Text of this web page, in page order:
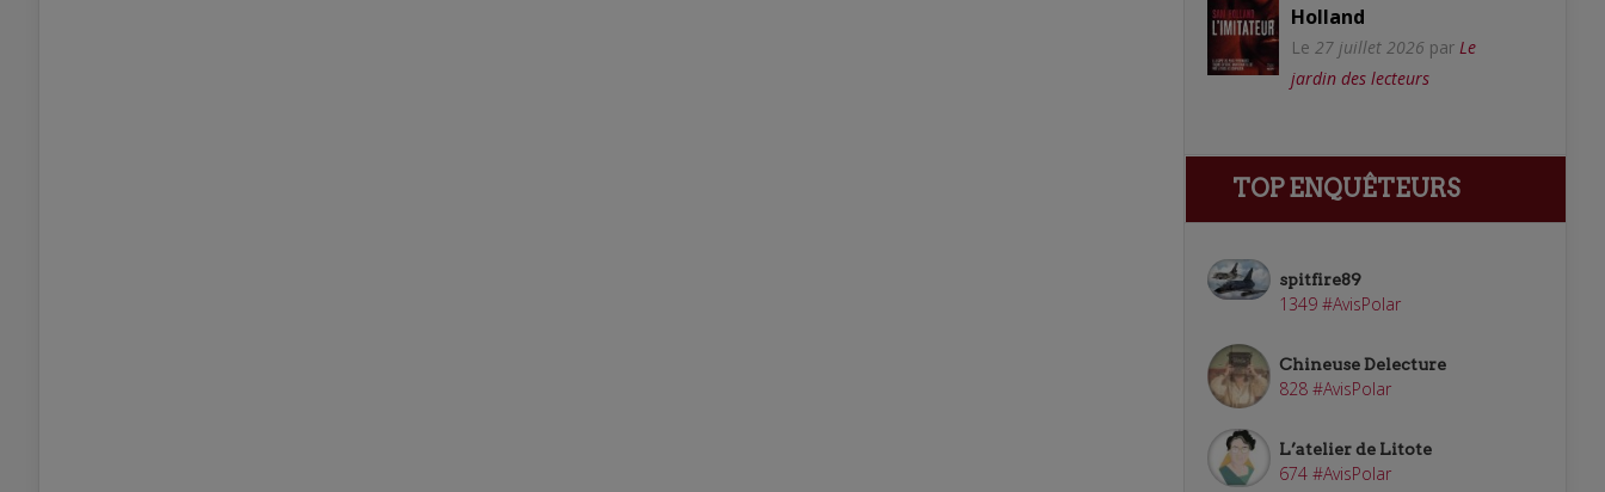
Holland
Le 27 juillet 2026 par Le
jardin des lecteurs
TOP ENQUÊTEURS
spitfire89
1349 #AvisPolar
Chineuse Delecture
828 #AvisPolar
L’atelier de Litote
674 #AvisPolar